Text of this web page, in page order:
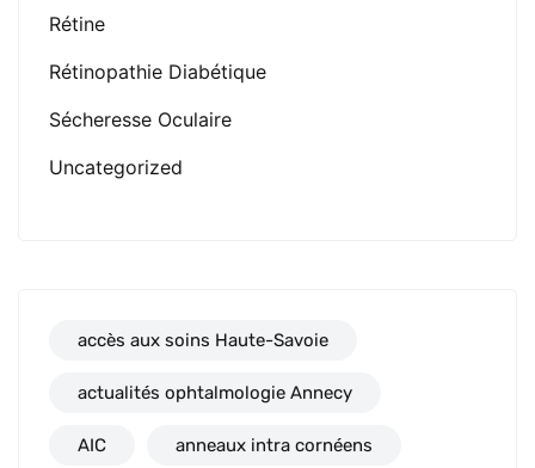
Rétine
Rétinopathie Diabétique
Sécheresse Oculaire
Uncategorized
accès aux soins Haute-Savoie
actualités ophtalmologie Annecy
AIC anneaux intra cornéens